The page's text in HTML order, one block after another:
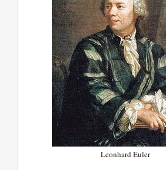
Leonhard Euler